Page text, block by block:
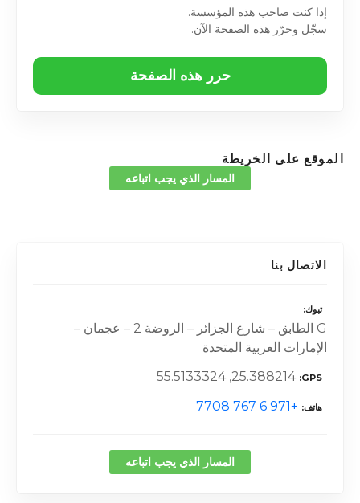
إذا كنت صاحب هذه المؤسسة.
سجّل وحرّر هذه الصفحة الآن.
حرر هذه الصفحة
الموقع على الخريطة
المسار الذي يجب اتباعه
الاتصال بنا
تبوك
G الطابق – شارع الجزائر – الروضة 2 – عجمان –
الإمارات العربية المتحدة
GPS
25.388214, 55.5133324
هاتف +971 6 767 7708
المسار الذي يجب اتباعه